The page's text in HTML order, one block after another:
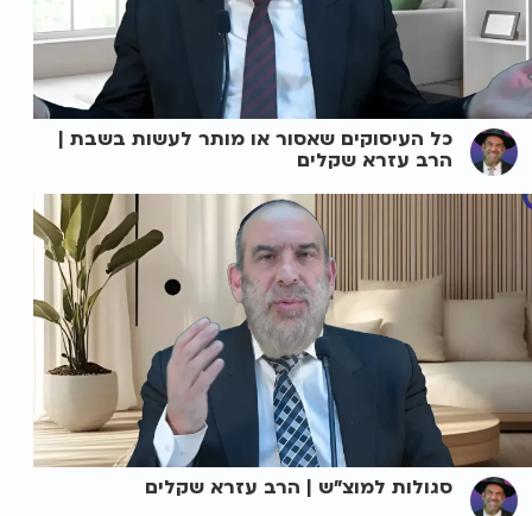
כל העיסוקים שאסור או מותר לעשות בשבת |
הרב עזרא שקלים
סגולות למוצ"ש | הרב עזרא שקלים